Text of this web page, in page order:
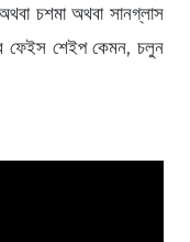
চশমা অথবা সানগ্লাস
ফেইস শেইপ কেমন, চলুন